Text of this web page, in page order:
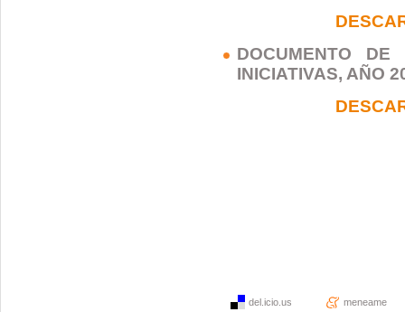
DOCUMENTO DE
INICIATIVAS, AÑO
del.icio.us meneame